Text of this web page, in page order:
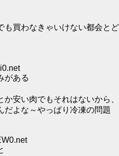
も買わなきゃいけない都会とど
がある
安い肉でもそれはないから、
だよな～やっぱり冷凍の問題